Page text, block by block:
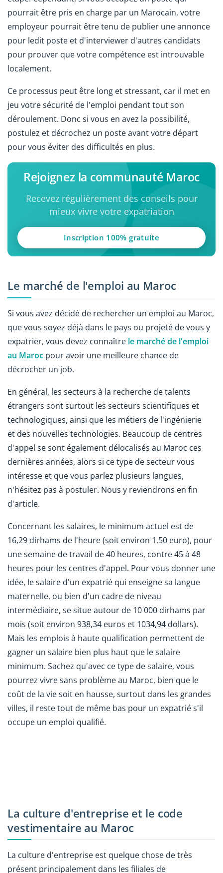
pourrait être pris en charge par un Marocain, votre
employeur pourrait être tenu de publier une annonce
pour ledit poste et d'interviewer d'autres candidats
pour prouver que votre compétence est introuvable
localement.
Ce processus peut être long et stressant, car il met en
jeu votre sécurité de l'emploi pendant tout son
déroulement. Donc si vous en avez la possibilité,
postulez et décrochez un poste avant votre départ
pour vous éviter des difficultés en plus.
Rejoignez la communauté Maroc
Recevez régulièrement des conseils pour
mieux vivre votre expatriation
Inscription 100% gratuite
Le marché de l'emploi au Maroc
Si vous avez décidé de rechercher un emploi au Maroc,
que vous soyez déjà dans le pays ou projeté de vous y
expatrier, vous devez connaître le marché de l'emploi
au Maroc pour avoir une meilleure chance de
décrocher un job.
En général, les secteurs à la recherche de talents
étrangers sont surtout les secteurs scientifiques et
technologiques, ainsi que les métiers de l'ingénierie
et des nouvelles technologies. Beaucoup de centres
d'appel se sont également délocalisés au Maroc ces
dernières années, alors si ce type de secteur vous
intéresse et que vous parlez plusieurs langues,
n'hésitez pas à postuler. Nous y reviendrons en fin
d'article.
Concernant les salaires, le minimum actuel est de
16,29 dirhams de l'heure (soit environ 1,50 euro), pour
une semaine de travail de 40 heures, contre 45 à 48
heures pour les centres d'appel. Pour vous donner une
idée, le salaire d'un expatrié qui enseigne sa langue
maternelle, ou bien d'un cadre de niveau
intermédiaire, se situe autour de 10 000 dirhams par
mois (soit environ 938,34 euros et 1034,94 dollars).
Mais les emplois à haute qualification permettent de
gagner un salaire bien plus haut que le salaire
minimum. Sachez qu'avec ce type de salaire, vous
pourrez vivre sans problème au Maroc, bien que le
coût de la vie soit en hausse, surtout dans les grandes
villes, il reste tout de même bas pour un expatrié s'il
occupe un emploi qualifié.
La culture d'entreprise et le code
vestimentaire au Maroc
La culture d'entreprise est quelque chose de très
présent principalement dans les filiales de